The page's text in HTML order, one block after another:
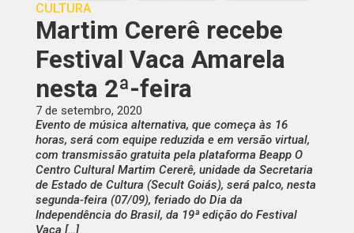
CULTURA
Martim Cererê recebe
Festival Vaca Amarela
nesta 2ª-feira
7 de setembro, 2020
Evento de música alternativa, que começa às 16
horas, será com equipe reduzida e em versão virtual,
com transmissão gratuita pela plataforma Beapp O
Centro Cultural Martim Cererê, unidade da Secretaria
de Estado de Cultura (Secult Goiás), será palco, nesta
segunda-feira (07/09), feriado do Dia da
Independência do Brasil, da 19ª edição do Festival
Vaca […]